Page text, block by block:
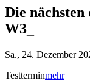
Die
W3_
Sa., 24. Dezember
Testterminmehr